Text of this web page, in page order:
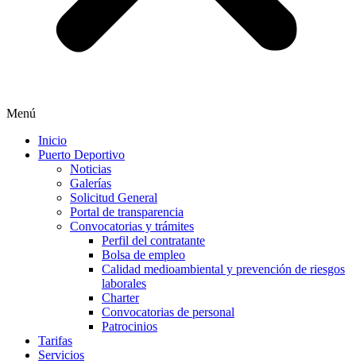
Menú
Inicio
Puerto Deportivo
Noticias
Galerías
Solicitud General
Portal de transparencia
Convocatorias y trámites
Perfil del contratante
Bolsa de empleo
Calidad medioambiental y prevención de riesgos
laborales
Charter
Convocatorias de personal
Patrocinios
Tarifas
Servicios